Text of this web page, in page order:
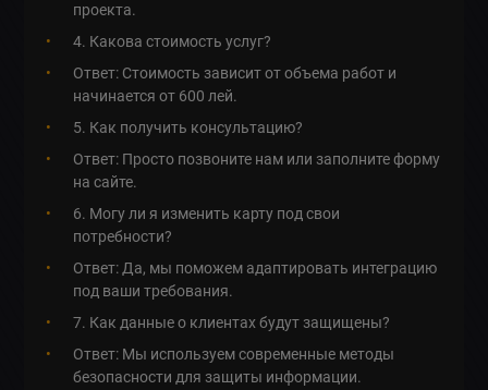
проекта.
4. Какова стоимость услуг?
Ответ: Стоимость зависит от объема работ и
начинается от 600 лей.
5. Как получить консультацию?
Ответ: Просто позвоните нам или заполните форму
на сайте.
6. Могу ли я изменить карту под свои
потребности?
Ответ: Да, мы поможем адаптировать интеграцию
под ваши требования.
7. Как данные о клиентах будут защищены?
Ответ: Мы используем современные методы
безопасности для защиты информации.